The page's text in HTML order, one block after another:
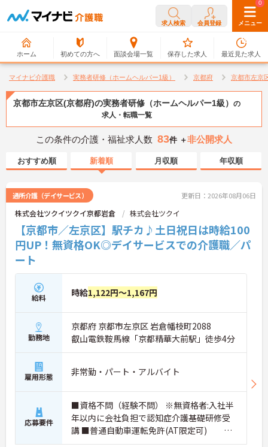
求人検索 会員登録 メニュー
ホーム 初めての方へ 面談会場一覧
0
保存した求人
0
最近見た求人
マイナビ介護職 実務者研修（ホームヘルパー1級） 京都府 京都市左京
京都市左京区(京都府)の実務者研修（ホームヘルパー1級） の
求人・転職一覧
この条件の介護・福祉求人数 83件 ＋非公開求人
おすすめ順 新着順 月収順 年収順
通所介護（デイサービス） 更新日：2026年08月06日
株式会社ツクイツクイ京都岩倉 株式会社ツクイ
【京都市／左京区】駅チカ♪土日祝日は時給100
円UP！無資格OK◎デイサービスでの介護職／パ
ート
給料 時給1,122円～1,167円
勤務地
京都府 京都市左京区 岩倉幡枝町2088
叡山電鉄鞍馬線「京都精華大前駅」徒歩4分
雇用形態 非常勤・パート・アルバイト
応募要件
■資格不問（経験不問） ※無資格者:入社半
年以内に会社負担で認知症介護基礎研修受
講 ■普通自動車運転免許(AT限定可) ※
送迎車(軽ワゴン)の運転が可能な方